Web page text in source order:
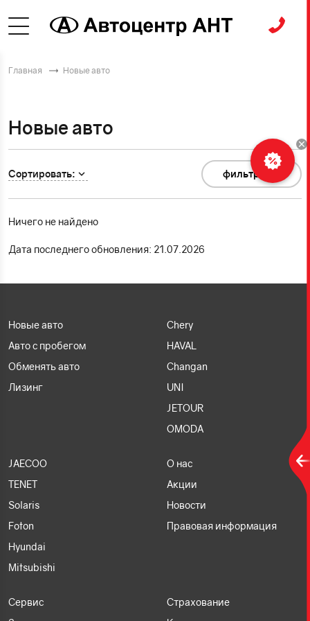
Главная Новые авто
Новые авто
Сортировать: фильтр 0
Ничего не найдено
Дата последнего обновления: 21.07.2026
Новые авто
Авто с пробегом
Обменять авто
Лизинг
Chery
HAVAL
Changan
UNI
JETOUR
OMODA
JAECOO
TENET
Solaris
Foton
Hyundai
Mitsubishi
О нас
Акции
Новости
Правовая информация
Сервис
Страхование